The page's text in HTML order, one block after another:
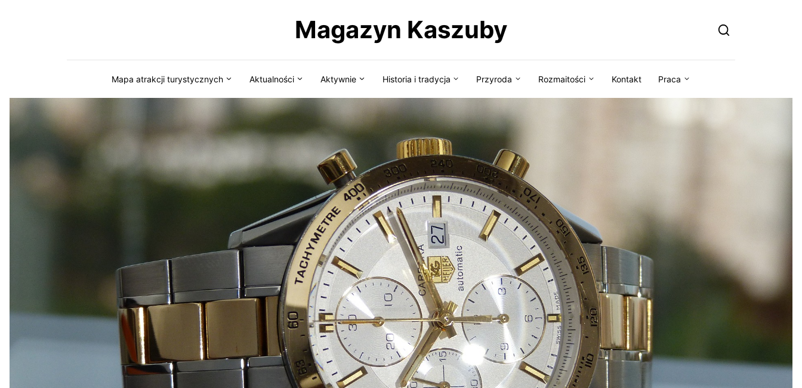
Magazyn Kaszuby
Mapa atrakcji turystycznych Aktualności Aktywnie Historia i tradycja Przyroda Rozmaitości Kontakt Praca